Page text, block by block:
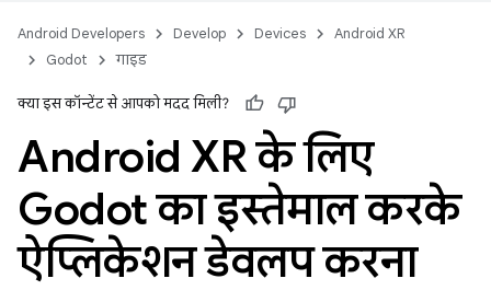
Android Developers Develop Devices
Android XR
Godot
गाइड
क्या इस कॉन्टेंट से आपको मदद मिली?
Android XR के लिए
Godot का इस्तेमाल करके
ऐप्लिकेशन डेवलप करना